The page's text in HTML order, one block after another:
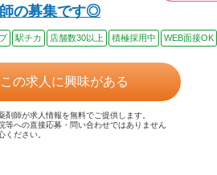
師の募集です◎
駅チカ 店舗数30以上 積極採用中 WEB面接OK
この求人に興味がある
剤師が求人情報を無料でご提供します。
等への直接応募・問い合わせではありません
ください。